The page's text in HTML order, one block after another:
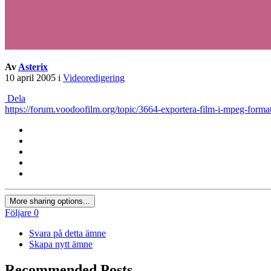
Av Asterix
10 april 2005 i Videoredigering
Dela
https://forum.voodoofilm.org/topic/3664-exportera-film-i-mpeg-
More sharing options...
Följare 0
Svara på detta ämne
Skapa nytt ämne